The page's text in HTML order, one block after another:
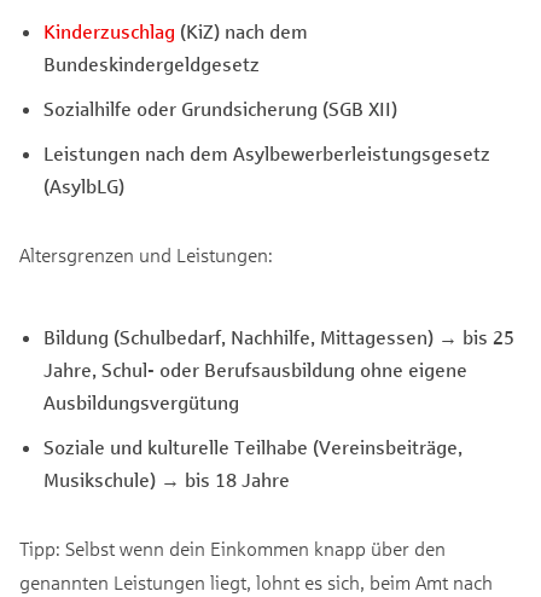
Kinderzuschlag (KiZ) nach dem
Bundeskindergeldgesetz
Sozialhilfe oder Grundsicherung (SGB XII)
Leistungen nach dem Asylbewerberleistungsgesetz
(AsylbLG)
Altersgrenzen und Leistungen:
Bildung (Schulbedarf, Nachhilfe, Mittagessen) → bis 25
Jahre, Schul- oder Berufsausbildung ohne eigene
Ausbildungsvergütung
Soziale und kulturelle Teilhabe (Vereinsbeiträge,
Musikschule) → bis 18 Jahre
Tipp: Selbst wenn dein Einkommen knapp über den
genannten Leistungen liegt, lohnt es sich, beim Amt nach